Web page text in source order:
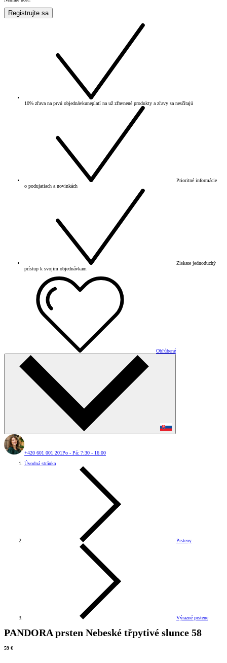
Registrujte sa
10% zľava na prvú objednávkuneplatí na už zľavnené produkty a zľavy sa nesčítajú
Prioritné informácie
o podujatiach a novinkách
Získate jednoduchý
prístup k svojim objednávkam
Obľúbené
+420 601 001 201Po - Pá: 7:30 - 16:00
Úvodná stránka
Prsteny
Výrazné prstene
PANDORA prsten Nebeské třpytivé slunce 58
59 €